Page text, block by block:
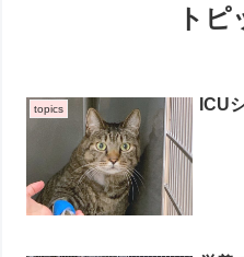
トピ
topics ICU